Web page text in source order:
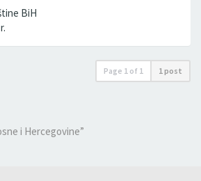
BiH
Page 1 of 1 1 post
i Hercegovine”